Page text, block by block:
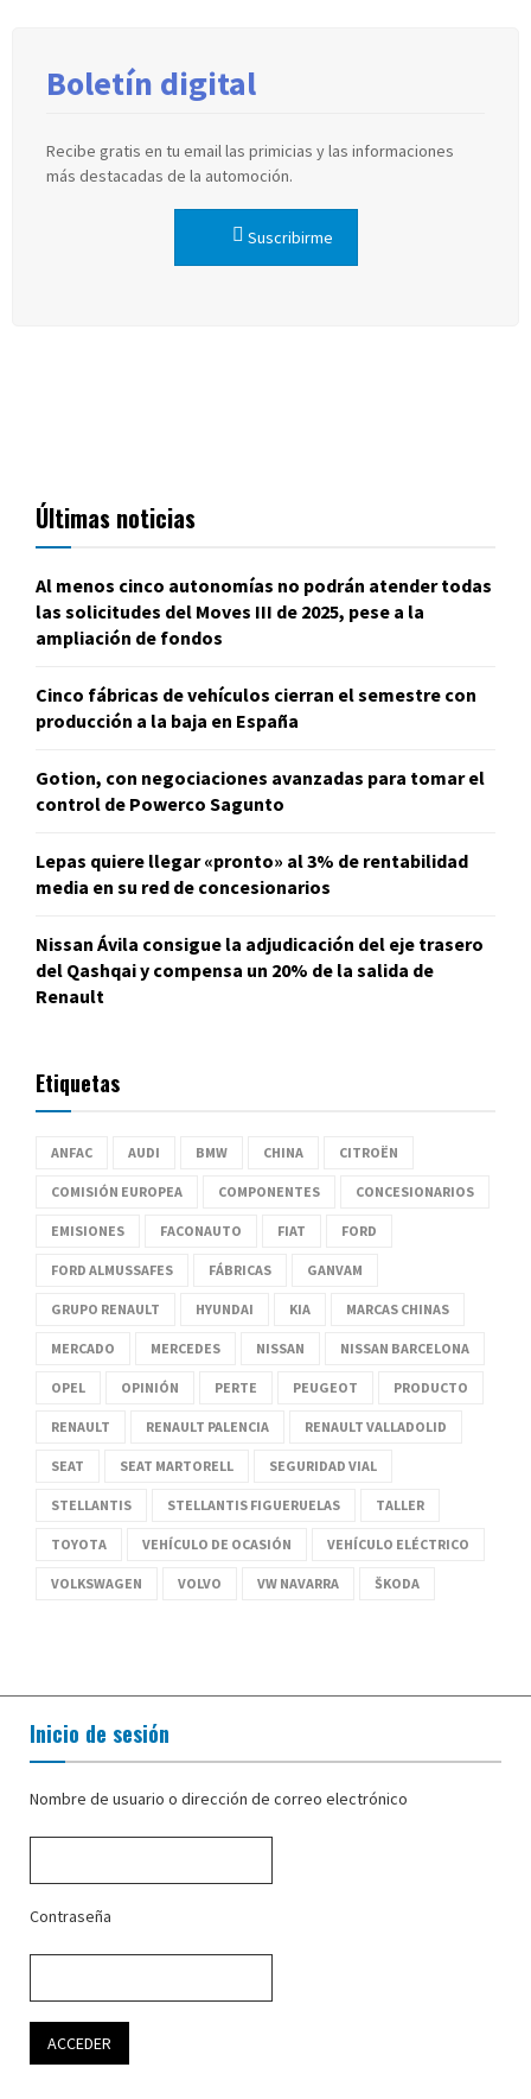
Boletín digital
Recibe gratis en tu email las primicias y las informaciones
más destacadas de la automoción.
Suscribirme
Últimas noticias
Al menos cinco autonomías no podrán atender todas
las solicitudes del Moves III de 2025, pese a la
ampliación de fondos
Cinco fábricas de vehículos cierran el semestre con
producción a la baja en España
Gotion, con negociaciones avanzadas para tomar el
control de Powerco Sagunto
Lepas quiere llegar «pronto» al 3% de rentabilidad
media en su red de concesionarios
Nissan Ávila consigue la adjudicación del eje trasero
del Qashqai y compensa un 20% de la salida de
Renault
Etiquetas
ANFAC AUDI BMW CHINA CITROËN
COMISIÓN EUROPEA COMPONENTES CONCESIONARIOS
EMISIONES FACONAUTO FIAT FORD
FORD ALMUSSAFES FÁBRICAS GANVAM
GRUPO RENAULT HYUNDAI KIA MARCAS CHINAS
MERCADO MERCEDES NISSAN NISSAN BARCELONA
OPEL OPINIÓN PERTE PEUGEOT PRODUCTO
RENAULT RENAULT PALENCIA RENAULT VALLADOLID
SEAT SEAT MARTORELL SEGURIDAD VIAL
STELLANTIS STELLANTIS FIGUERUELAS TALLER
TOYOTA VEHÍCULO DE OCASIÓN VEHÍCULO ELÉCTRICO
VOLKSWAGEN VOLVO VW NAVARRA ŠKODA
Inicio de sesión
Nombre de usuario o dirección de correo electrónico
Contraseña